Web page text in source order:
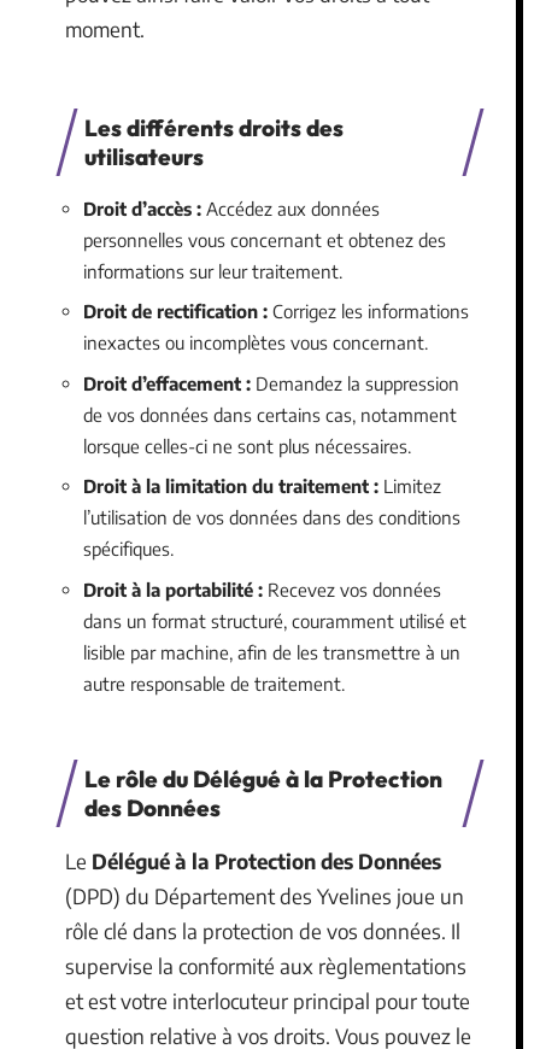
moment.
Les différents droits des
utilisateurs
Droit d’accès : Accédez aux données
personnelles vous concernant et obtenez des
informations sur leur traitement.
Droit de rectification : Corrigez les informations
inexactes ou incomplètes vous concernant.
Droit d’effacement : Demandez la suppression
de vos données dans certains cas, notamment
lorsque celles-ci ne sont plus nécessaires.
Droit à la limitation du traitement : Limitez
l’utilisation de vos données dans des conditions
spécifiques.
Droit à la portabilité : Recevez vos données
dans un format structuré, couramment utilisé et
lisible par machine, afin de les transmettre à un
autre responsable de traitement.
Le rôle du Délégué à la Protection
des Données
Le Délégué à la Protection des Données
(DPD) du Département des Yvelines joue un
rôle clé dans la protection de vos données. Il
supervise la conformité aux règlementations
et est votre interlocuteur principal pour toute
question relative à vos droits. Vous pouvez le